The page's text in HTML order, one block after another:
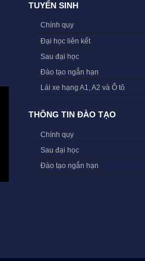
TUYỂN SINH
Chính quy
Đại học liên kết
Sau đại học
Đào tạo ngắn hạn
Lái xe hạng A1, A2 và Ô tô
THÔNG TIN ĐÀO TẠO
Chính quy
Sau đại học
Đào tạo ngắn hạn